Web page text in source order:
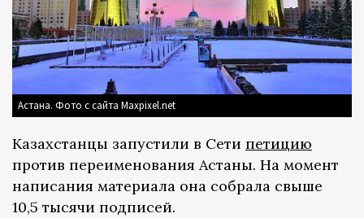
Астана. Фото с сайта Maxpixel.net
Казахстанцы запустили в Сети петицию
против переименования Астаны. На момент
написания материала она собрала свыше
10,5 тысячи подписей.